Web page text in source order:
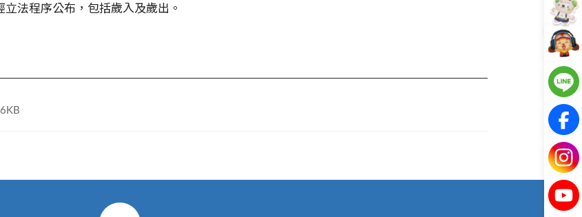
法程序公布，包括歲入及歲出。